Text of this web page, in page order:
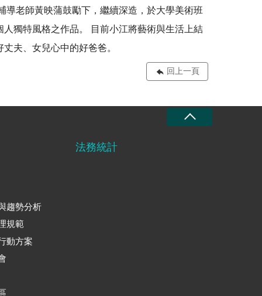
導老師黃映蒲鼓勵下，繼續深造，於大學美術班
獨特風格之作品。 目前小江將藝術與生活上結
夫、女兒心中的好爸爸。
回上一頁
趨勢分析
規範
動方案
法務統計